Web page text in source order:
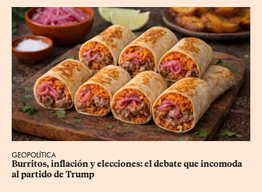
GEOPOLÍTICA
Burritos, inflación y elecciones: el debate que incomoda
al partido de Trump